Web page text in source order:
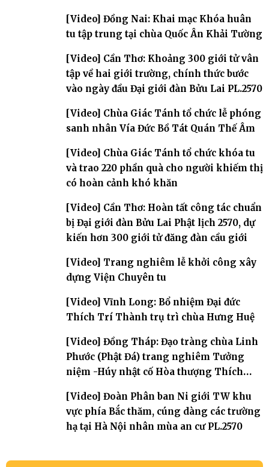
[Video] Đồng Nai: Khai mạc Khóa huân
tu tập trung tại chùa Quốc Ân Khải Tường
[Video] Cần Thơ: Khoảng 300 giới tử vân
tập về hai giới trường, chính thức bước
vào ngày đầu Đại giới đàn Bửu Lai PL.2570
[Video] Chùa Giác Tánh tổ chức lễ phóng
sanh nhân Vía Đức Bồ Tát Quán Thế Âm
[Video] Chùa Giác Tánh tổ chức khóa tu
và trao 220 phần quà cho người khiếm thị
có hoàn cảnh khó khăn
[Video] Cần Thơ: Hoàn tất công tác chuẩn
bị Đại giới đàn Bửu Lai Phật lịch 2570, dự
kiến hơn 300 giới tử đăng đàn cầu giới
[Video] Trang nghiêm lễ khởi công xây
dựng Viện Chuyên tu
[Video] Vĩnh Long: Bổ nhiệm Đại đức
Thích Trí Thành trụ trì chùa Hưng Huệ
[Video] Đồng Tháp: Đạo tràng chùa Linh
Phước (Phật Đá) trang nghiêm Tưởng
niệm -Húy nhật cố Hòa thượng Thích
[Video] Đoàn Phân ban Ni giới TW khu
vực phía Bắc thăm, cúng dàng các trường
hạ tại Hà Nội nhân mùa an cư PL.2570